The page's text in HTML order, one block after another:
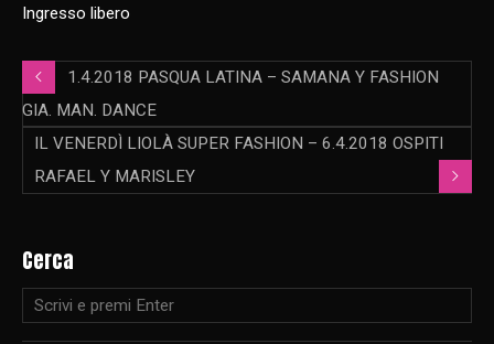
Ingresso libero
1.4.2018 PASQUA LATINA – SAMANA Y FASHION
GIA. MAN. DANCE
IL VENERDÌ LIOLÀ SUPER FASHION – 6.4.2018 OSPITI
RAFAEL Y MARISLEY
Cerca